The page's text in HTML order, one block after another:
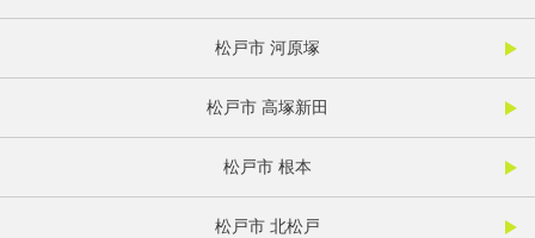
松戸市 河原塚
松戸市 高塚新田
松戸市 根本
松戸市 北松戸